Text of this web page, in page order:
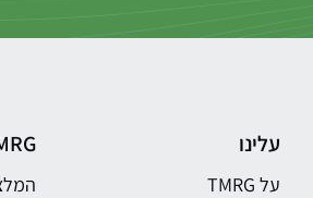
עלינו
על TMRG